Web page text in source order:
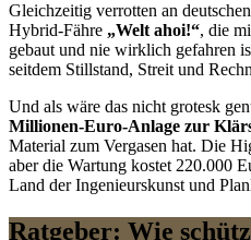
Gleichzeitig verrotten an
Hybrid-Fähre „Welt ahoi!“, die
gebaut und nie wirklich gefahren
seitdem Stillstand, Streit und
Und als wäre das nicht grotesk
Millionen-Euro-Anlage zur
Material zum Vergasen hat. Die
aber die Wartung kostet 220.000
Land der Ingenieurskunst und
Ratgeber: Wie